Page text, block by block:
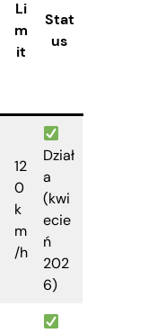
Li
m
it
Stat
us
12
0
k
m
/h
Dział
a
(kwi
ecie
ń
202
6)